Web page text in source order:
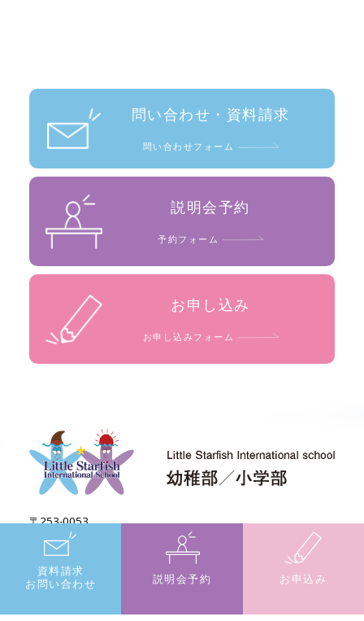
問い合わせ・資料請求
問い合わせフォーム
説明会予約
予約フォーム
お申し込み
お申し込みフォーム
資料請求
お問い合わせ
説明会予約 お申込み
〒253-0053
神奈川県茅ヶ崎市東海岸北1-2-4 高砂ヴィレッジ1階
TEL. : 0467-62-3236
Instagram